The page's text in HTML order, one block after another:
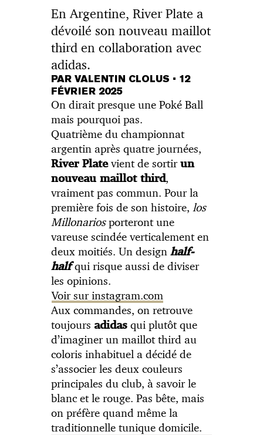
En Argentine, River Plate a
dévoilé son nouveau maillot
third en collaboration avec
adidas.
PAR VALENTIN CLOLUS • 12
FÉVRIER 2025
On dirait presque une Poké Ball
mais pourquoi pas.
Quatrième du championnat
argentin après quatre journées,
River Platevient de sortirun
nouveau maillot third,
vraiment pas commun. Pour la
première fois de son histoire, los
Millonariosporteront une
vareuse scindée verticalement en
deux moitiés. Un design half-
half qui risque aussi de diviser
les opinions.
Voir sur instagram.com
Aux commandes, on retrouve
toujours adidasqui plutôt que
d’imaginer un maillot third au
coloris inhabituel a décidé de
s’associer les deux couleurs
principales du club, à savoir le
blanc et le rouge. Pas bête, mais
on préfère quand même la
traditionnelle tunique domicile.